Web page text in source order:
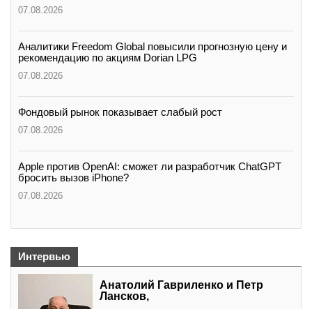
07.08.2026
Аналитики Freedom Global повысили прогнозную цену и
рекомендацию по акциям Dorian LPG
07.08.2026
Фондовый рынок показывает слабый рост
07.08.2026
Apple против OpenAI: сможет ли разработчик ChatGPT
бросить вызов iPhone?
07.08.2026
Интервью
Анатолий Гавриленко и Петр
Лансков,